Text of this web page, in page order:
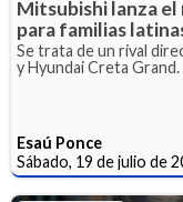
Mitsubishi lanza
para familias
Se trata de un rival
y Hyundai Creta Grand.
Esaú Ponce
Sábado, 19 de julio de